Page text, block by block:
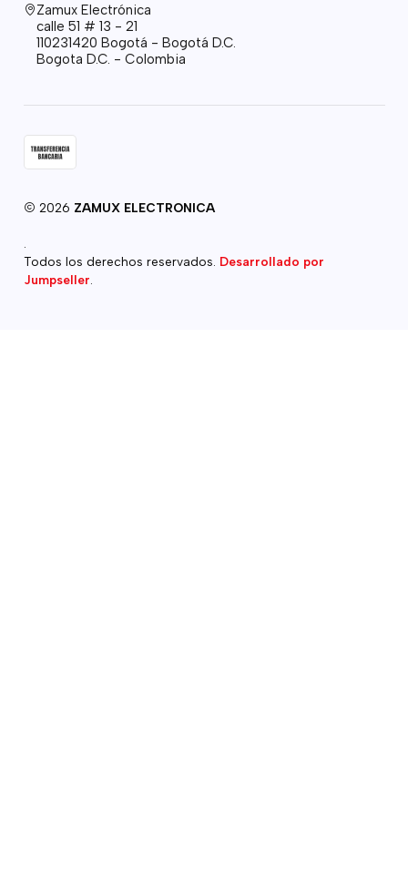
Zamux Electrónica
calle 51 # 13 - 21
110231420 Bogotá - Bogotá D.C.
Bogota D.C. - Colombia
2026 ZAMUX ELECTRONICA
.
Todos los derechos reservados. Desarrollado por
Jumpseller.